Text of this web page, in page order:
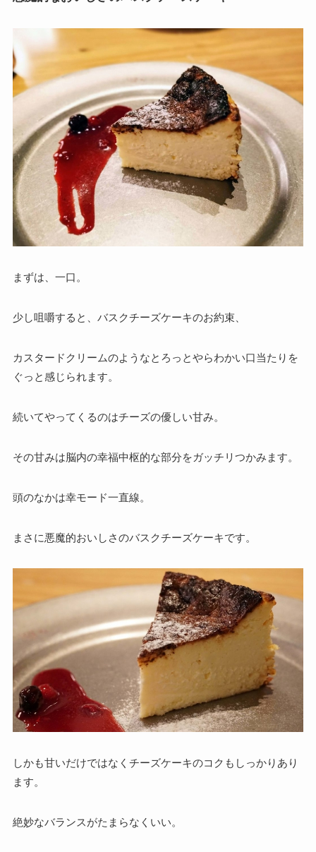
まずは、一口。
少し咀嚼すると、バスクチーズケーキのお約束、
カスタードクリームのようなとろっとやらわかい口当たりを
ぐっと感じられます。
続いてやってくるのはチーズの優しい甘み。
その甘みは脳内の幸福中枢的な部分をガッチリつかみます。
頭のなかは幸モード一直線。
まさに悪魔的おいしさのバスクチーズケーキです。
しかも甘いだけではなくチーズケーキのコクもしっかりあり
ます。
絶妙なバランスがたまらなくいい。